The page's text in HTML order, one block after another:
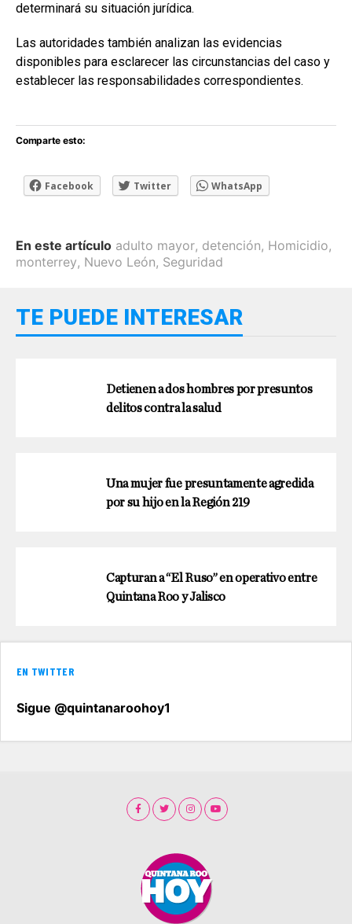
determinará su situación jurídica.
Las autoridades también analizan las evidencias
disponibles para esclarecer las circunstancias del caso y
establecer las responsabilidades correspondientes.
Comparte esto:
Facebook Twitter WhatsApp
En este artículo adulto mayor, detención, Homicidio,
monterrey, Nuevo León, Seguridad
TE PUEDE INTERESAR
Detienen a dos hombres por presuntos
delitos contra la salud
Una mujer fue presuntamente agredida
por su hijo en la Región 219
Capturan a “El Ruso” en operativo entre
Quintana Roo y Jalisco
EN TWITTER
Sigue @quintanaroohoy1